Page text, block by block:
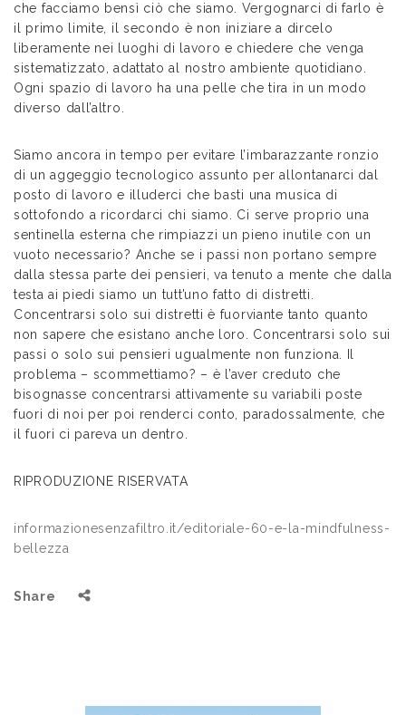
che facciamo bensì ciò che siamo. Vergognarci di farlo è
il primo limite, il secondo è non iniziare a dircelo
liberamente nei luoghi di lavoro e chiedere che venga
sistematizzato, adattato al nostro ambiente quotidiano.
Ogni spazio di lavoro ha una pelle che tira in un modo
diverso dall’altro.
Siamo ancora in tempo per evitare l’imbarazzante ronzio
di un aggeggio tecnologico assunto per allontanarci dal
posto di lavoro e illuderci che basti una musica di
sottofondo a ricordarci chi siamo. Ci serve proprio una
sentinella esterna che rimpiazzi un pieno inutile con un
vuoto necessario? Anche se i passi non portano sempre
dalla stessa parte dei pensieri, va tenuto a mente che dalla
testa ai piedi siamo un tutt’uno fatto di distretti.
Concentrarsi solo sui distretti è fuorviante tanto quanto
non sapere che esistano anche loro. Concentrarsi solo sui
passi o solo sui pensieri ugualmente non funziona. Il
problema – scommettiamo? – è l’aver creduto che
bisognasse concentrarsi attivamente su variabili poste
fuori di noi per poi renderci conto, paradossalmente, che
il fuori ci pareva un dentro.
RIPRODUZIONE RISERVATA
informazionesenzafiltro.it/editoriale-60-e-la-mindfulness-
bellezza
Share